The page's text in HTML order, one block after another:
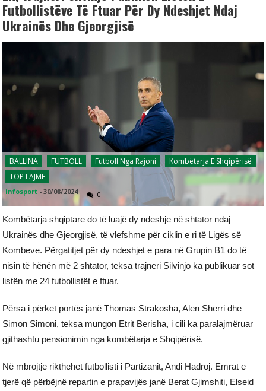
Futbollistëve Të Ftuar Për Dy Ndeshjet Ndaj
Ukrainës Dhe Gjeorgjisë
BALLINA FUTBOLL Futboll Nga Rajoni
Kombëtarja E Shqipërisë
TOP LAJME
infosport -30/08/2024 0
Kombëtarja shqiptare do të luajë dy ndeshje në shtator ndaj
Ukrainës dhe Gjeorgjisë, të vlefshme për ciklin e ri të Ligës së
Kombeve. Përgatitjet për dy ndeshjet e para në Grupin B1 do të
nisin të hënën më 2 shtator, teksa trajneri Silvinjo ka publikuar sot
listën me 24 futbollistët e ftuar.
Përsa i përket portës janë Thomas Strakosha, Alen Sherri dhe
Simon Simoni, teksa mungon Etrit Berisha, i cili ka paralajmëruar
gjithashtu pensionimin nga kombëtarja e Shqipërisë.
Në mbrojtje rikthehet futbollisti i Partizanit, Andi Hadroj. Emrat e
tjerë që përbëjnë repartin e prapavijës janë Berat Gjimshiti, Elseid